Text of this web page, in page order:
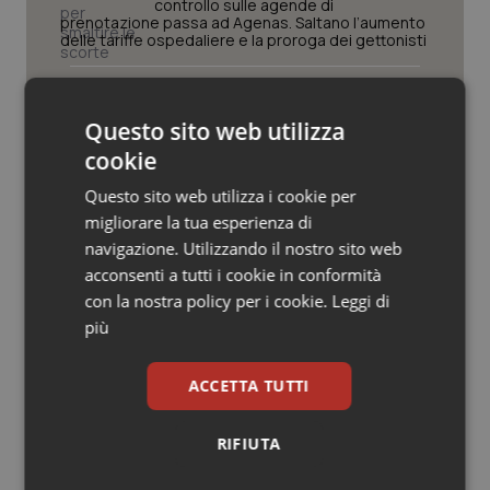
Veneto
Oncoematologia
Oncologia & Nutrizione
Psoriasi & pelle
Quotidiano Cardiologia
Quotidiano Chirurgia
Quotidiano Oncologia
Quotidiano Pediatria
Rene & patologie urogenitali
controllo sulle agende di
prenotazione passa ad Agenas. Saltano l’aumento
delle tariffe ospedaliere e la proroga dei gettonisti
più rispetto a scorso anno
Pnrr Salute. Missione 6 verso il
traguardo, in chiusura la
rendicontazione degli obiettivi per la
X e ultima rata
Caldo. Ministero: oltre 1.700 chiamate
al numero 1500 dal 22 giugno.
Questo sito web utilizza
cookie
Questo sito web utilizza i cookie per
migliorare la tua esperienza di
navigazione. Utilizzando il nostro sito web
acconsenti a tutti i cookie in conformità
con la nostra policy per i cookie. Leggi di
più
ACCETTA TUTTI
RIFIUTA